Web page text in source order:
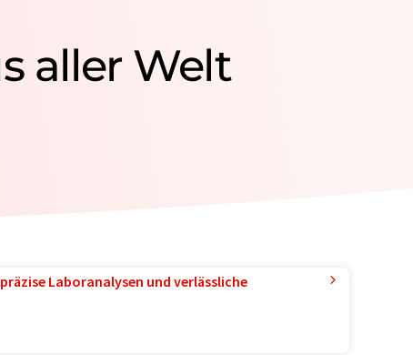
aller Welt
Laboranalysen und verlässliche